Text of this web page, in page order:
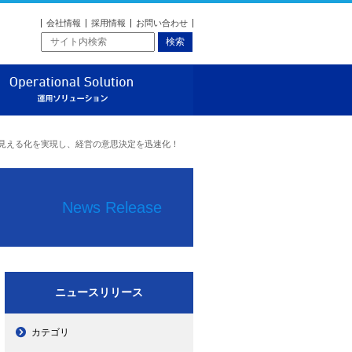
会社情報 採用情報 お問い合わせ
る化を実現し、経営の意思決定を迅速化！
News Release
ニュースリリース
カテゴリ